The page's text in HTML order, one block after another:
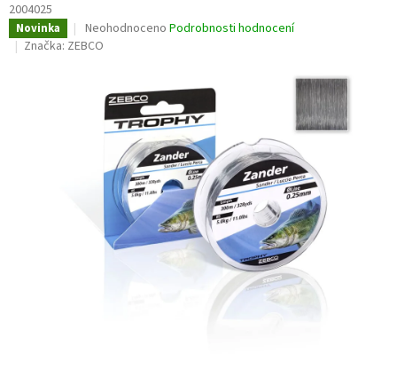
2004025
Novinka
Průměrné
hodnocení
hvězdiček.
Neohodnoceno Podrobnosti hodnocení
Značka: ZEBCO